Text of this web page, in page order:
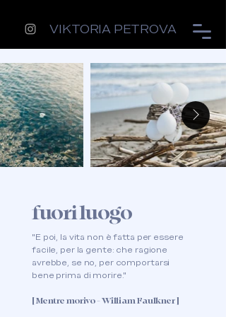
VIKTORIA PETROVA
fuori luogo
"E poi, la vita non è fatta per essere
facile, per la gente: che ragione
avrebbe, se no, per comportarsi
bene prima di morire."
[ Mentre morivo - William Faulkner ]